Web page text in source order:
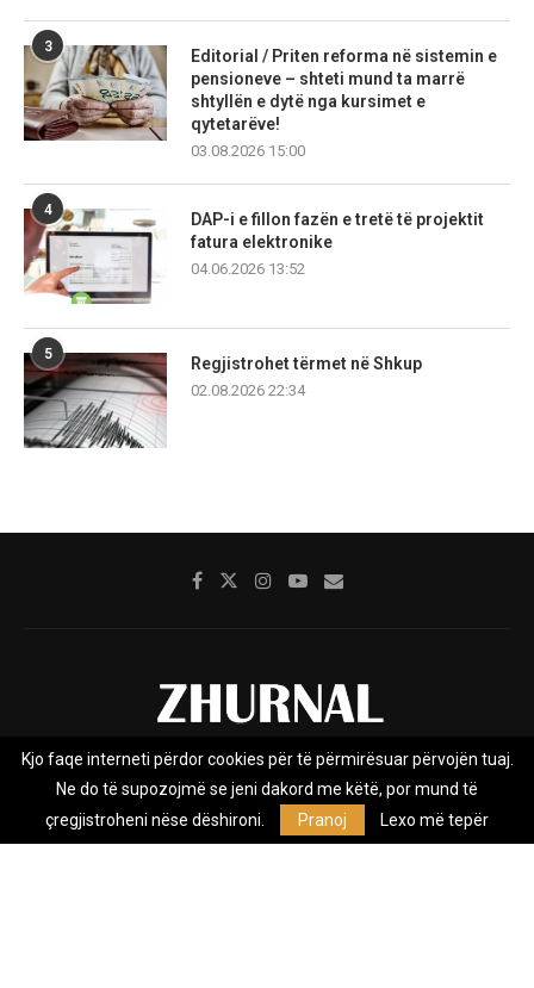
3
Editorial / Priten reforma në sistemin e
pensioneve – shteti mund ta marrë
shtyllën e dytë nga kursimet e
qytetarëve!
03.08.2026 15:00
4
DAP-i e fillon fazën e tretë të projektit
fatura elektronike
04.06.2026 13:52
5
Regjistrohet tërmet në Shkup
02.08.2026 22:34
Rreth nesh Impresumi Marketing
Privacy Policy
Zhurnal.mk është Agjenci e Lajmeve e pavarur, e themeluar në vitin
Kjo faqe interneti përdor cookies për të përmirësuar përvojën tuaj.
Ne do të supozojmë se jeni dakord me këtë, por mund të
çregjistroheni nëse dëshironi.
Pranoj Lexo më tepër